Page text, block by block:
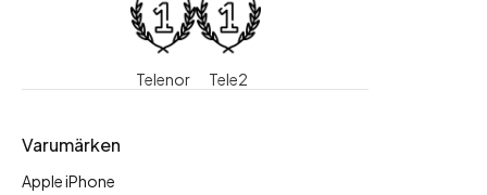
Telenor Tele2
Varumärken
Apple iPhone